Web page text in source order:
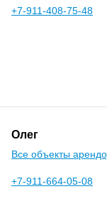
+7-911-408-75-48
Олег
Все объекты
+7-911-664-05-08